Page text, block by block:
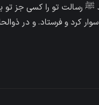
ﷺ رسالت تو را کسى جز
و فرستاد. و در